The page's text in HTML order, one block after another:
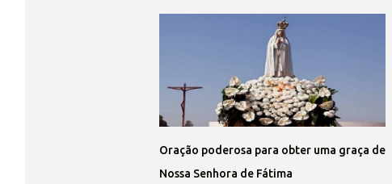
Oração poderosa para obter uma graça de
Nossa Senhora de Fátima